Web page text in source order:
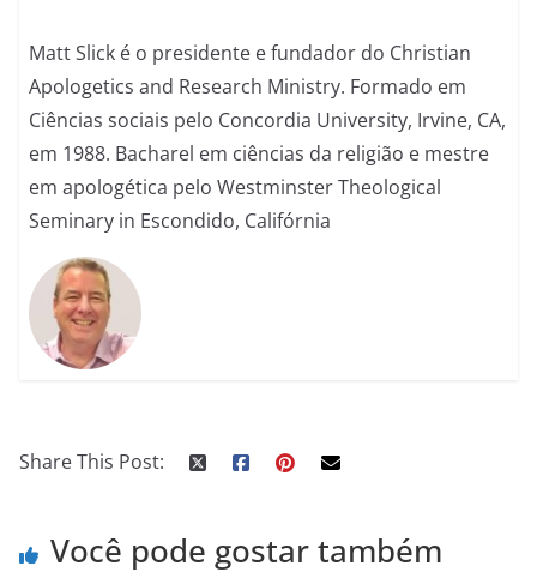
Matt Slick é o presidente e fundador do Christian
Apologetics and Research Ministry. Formado em
Ciências sociais pelo Concordia University, Irvine, CA,
em 1988. Bacharel em ciências da religião e mestre
em apologética pelo Westminster Theological
Seminary in Escondido, Califórnia
Share This Post:
Você pode gostar também